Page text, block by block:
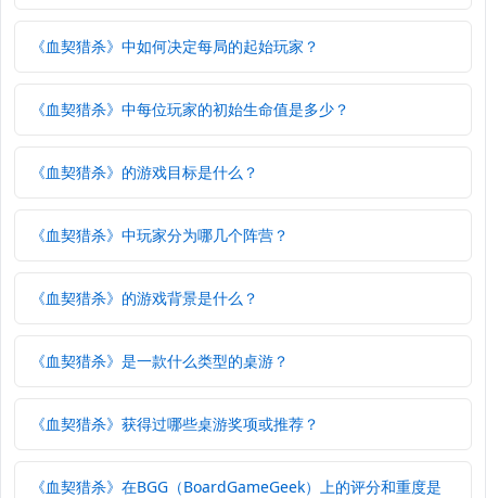
《血契猎杀》中如何决定每局的起始玩家？
《血契猎杀》中每位玩家的初始生命值是多少？
《血契猎杀》的游戏目标是什么？
《血契猎杀》中玩家分为哪几个阵营？
《血契猎杀》的游戏背景是什么？
《血契猎杀》是一款什么类型的桌游？
《血契猎杀》获得过哪些桌游奖项或推荐？
《血契猎杀》在BGG（BoardGameGeek）上的评分和重度是